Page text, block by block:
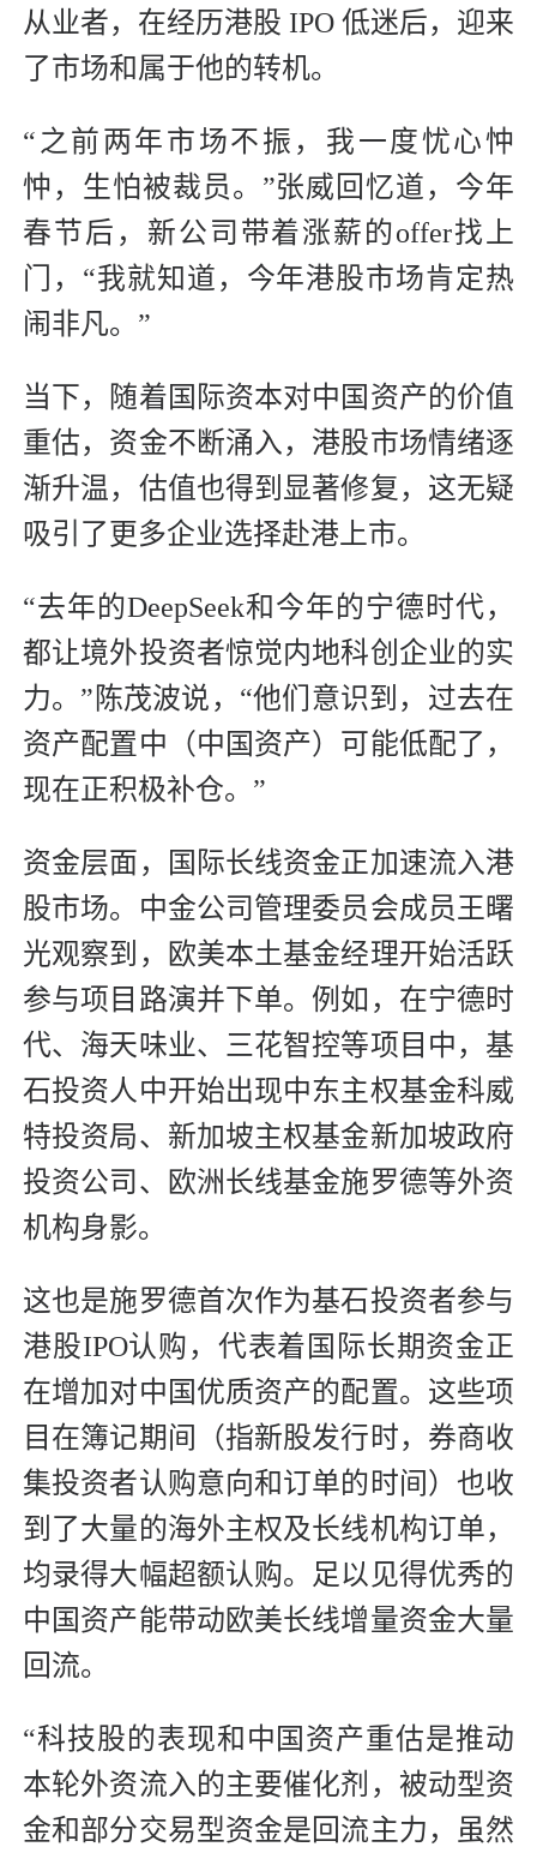
从业者，在经历港股 IPO 低迷后，迎来
了市场和属于他的转机。
“之前两年市场不振，我一度忧心忡
忡，生怕被裁员。”张威回忆道，今年
春节后，新公司带着涨薪的offer找上
门，“我就知道，今年港股市场肯定热
闹非凡。”
当下，随着国际资本对中国资产的价值
重估，资金不断涌入，港股市场情绪逐
渐升温，估值也得到显著修复，这无疑
吸引了更多企业选择赴港上市。
“去年的DeepSeek和今年的宁德时代，
都让境外投资者惊觉内地科创企业的实
力。”陈茂波说，“他们意识到，过去在
资产配置中（中国资产）可能低配了，
现在正积极补仓。”
资金层面，国际长线资金正加速流入港
股市场。中金公司管理委员会成员王曙
光观察到，欧美本土基金经理开始活跃
参与项目路演并下单。例如，在宁德时
代、海天味业、三花智控等项目中，基
石投资人中开始出现中东主权基金科威
特投资局、新加坡主权基金新加坡政府
投资公司、欧洲长线基金施罗德等外资
机构身影。
这也是施罗德首次作为基石投资者参与
港股IPO认购，代表着国际长期资金正
在增加对中国优质资产的配置。这些项
目在簿记期间（指新股发行时，券商收
集投资者认购意向和订单的时间）也收
到了大量的海外主权及长线机构订单，
均录得大幅超额认购。足以见得优秀的
中国资产能带动欧美长线增量资金大量
回流。
“科技股的表现和中国资产重估是推动
本轮外资流入的主要催化剂，被动型资
金和部分交易型资金是回流主力，虽然